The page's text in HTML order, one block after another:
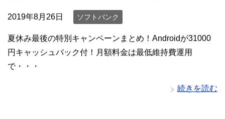
2019年8月26日 ソフトバンク
夏休み最後の特別キャンペーンまとめ！Androidが31000
円キャッシュバック付！月額料金は最低維持費運用
で・・・
続きを読む